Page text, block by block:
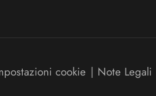
cookie | Note Legali